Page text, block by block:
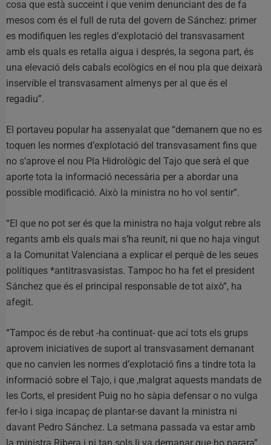
cosa que està succeint i que venim denunciant des de fa
mesos com és el full de ruta del govern de Sánchez: primer
es modifiquen les regles d’explotació del transvasament
amb els quals es retalla aigua i després, la segona part, és
una elevació dels cabals ecològics en el nou pla que deixarà
inservible el transvasament almenys per al que és el
regadiu”.
El portaveu popular ha assenyalat que “demanem que no es
toquen les normes d’explotació del transvasament fins que
no s’aprove el nou Pla Hidrològic del Tajo que serà el que
aporte tota la informació necessària per a abordar una
possible modificació. Això la ministra no ho vol sentir”.
“El que no pot ser és que la ministra no haja volgut rebre als
regants amb els quals mai s’ha reunit, ni que no haja vingut
a la Comunitat Valenciana a explicar el perquè de les seues
polítiques *antitrasvasistas. Tampoc ho ha fet el president
Sánchez que és el principal responsable de tot això”, ha
afegit.
“Tampoc és de rebut -ha continuat- que ací tots els grups
aprovem iniciatives de suport al transvasament demanant
que no canvien les normes d’explotació fins a tindre tota la
informació sobre el Tajo, i que ,malgrat aquests mandats de
les Corts, el president Puig no ho sàpia defensar o no vulga
fer-lo i siga incapaç de plantar-se davant la ministra ni
davant Pedro Sánchez. La setmana passada va estar amb
la ministra Ribera i ni tan sols li va demanar que ho parara”.